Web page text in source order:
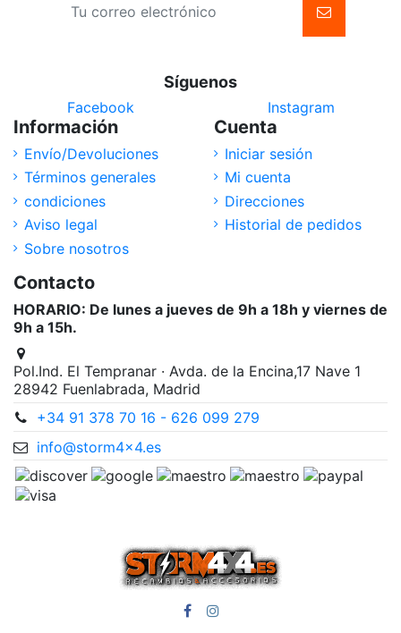
Síguenos
Facebook Instagram
Información
Envío/Devoluciones
Términos generales
condiciones
Aviso legal
Sobre nosotros
Cuenta
Iniciar sesión
Mi cuenta
Direcciones
Historial de pedidos
Contacto
HORARIO: De lunes a jueves de 9h a 18h y viernes de
9h a 15h.
Pol.Ind. El Tempranar · Avda. de la Encina,17 Nave 1
28942 Fuenlabrada, Madrid
+34 91 378 70 16 - 626 099 279
info@storm4x4.es